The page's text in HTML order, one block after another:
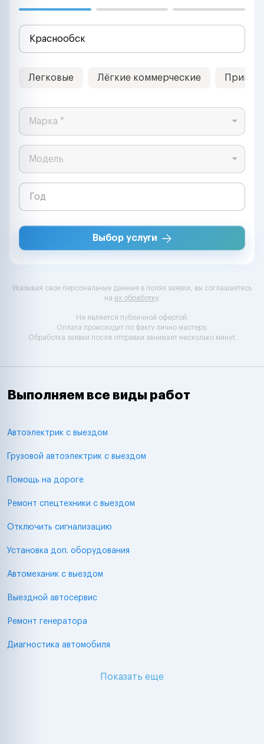
Легковые Лёгкие коммерческие
Марка *
Модель
Выбор услуги
Указывая свои персональные данные в полях заявки, вы соглашаетесь
на их обработку.
Не является публичной офертой.
Оплата происходит по факту лично мастеру.
Обработка заявки после отправки занимает несколько минут.
Выполняем все виды работ
Автоэлектрик с выездом
Грузовой автоэлектрик с выездом
Помощь на дороге
Ремонт спецтехники с выездом
Отключить сигнализацию
Установка доп. оборудования
Автомеханик с выездом
Выездной автосервис
Ремонт генератора
Диагностика автомобиля
Показать еще